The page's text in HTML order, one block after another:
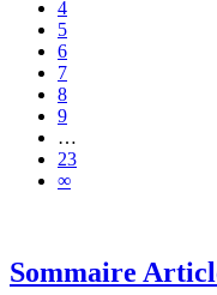
4
5
6
7
8
9
…
23
∞
Sommaire